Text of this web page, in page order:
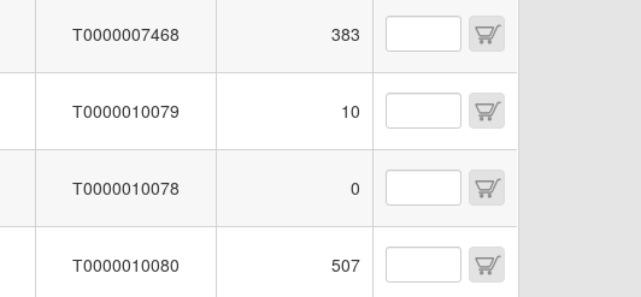
Т0000007468 383
Т0000010079 10
Т0000010078 0
Т0000010080 507